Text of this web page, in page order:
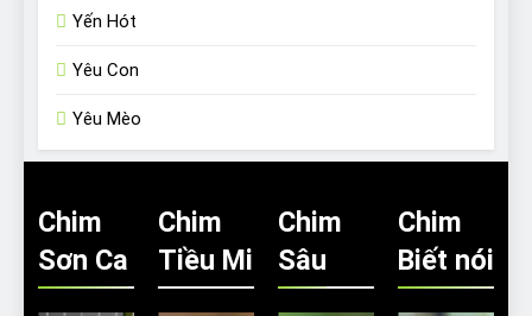
Yến Hót
Yêu Con
Yêu Mèo
Chim
Sơn Ca
Chim
Tiều Mi
Chim
Sâu
Chim
Biết nói